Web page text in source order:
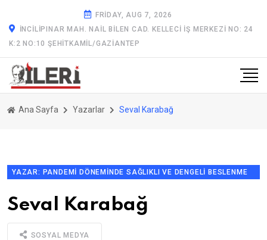
FRIDAY, AUG 7, 2026
İNCILIPINAR MAH. NAIL BILEN CAD. KELLECI İŞ MERKEZI NO: 24
K:2 NO:10 ŞEHITKAMIL/GAZİANTEP
Ana Sayfa Yazarlar Seval Karabağ
YAZAR: PANDEMİ DÖNEMİNDE SAĞLIKLI VE DENGELİ BESLENME
Seval Karabağ
SOSYAL MEDYA